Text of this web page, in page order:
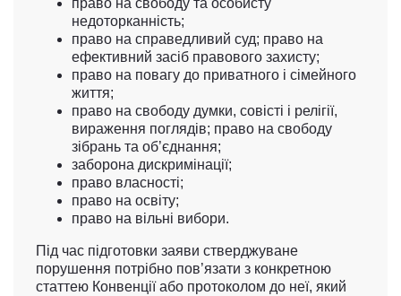
право на свободу та особисту
недоторканність;
право на справедливий суд; право на
ефективний засіб правового захисту;
право на повагу до приватного і сімейного
життя;
право на свободу думки, совісті і релігії,
вираження поглядів; право на свободу
зібрань та об’єднання;
заборона дискримінації;
право власності;
право на освіту;
право на вільні вибори.
Під час підготовки заяви стверджуване
порушення потрібно пов’язати з конкретною
статтею Конвенції або протоколом до неї, який